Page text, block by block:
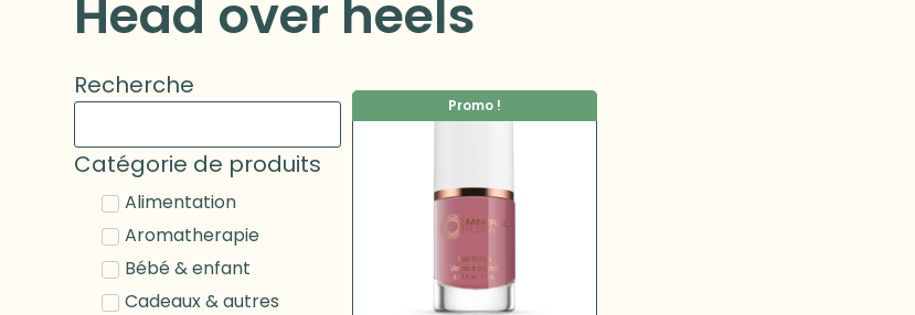
Head over heels
Recherche
Catégorie de produits
Alimentation
Aromatherapie
Bébé & enfant
Cadeaux & autres
Promo !